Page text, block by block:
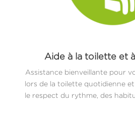
Aide à la toilette et
Assistance bienveillante pour
lors de la toilette quotidienne et
le respect du rythme, des